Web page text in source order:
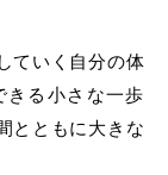
ていく自分の体
きる小さな一歩
とともに大きな